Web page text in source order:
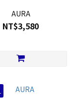
AURA
NT$3,580